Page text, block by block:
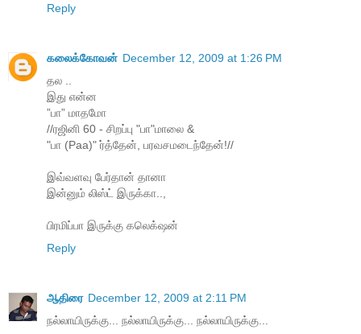
Reply
கலைக்கோவன் December 12, 2009 at 1:26 PM
தல ..
இது என்ன
”பா” மாதமோ
//ரஜினி 60 - சிறப்பு "பா"மாலை &
"பா (Paa)" ர்த்தேன், பரவசமடைந்தேன்!//
இவ்வளவு பேர்தான் தானா
இன்னும் லிஸ்ட் இருக்கா..,
பிரமிப்பா இருக்கு கலெக்‌ஷன்
Reply
ஆதிரை December 12, 2009 at 2:11 PM
நல்லாயிருக்கு... நல்லாயிருக்கு... நல்லாயிருக்கு...